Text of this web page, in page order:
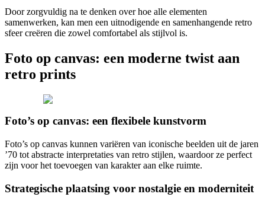
Door zorgvuldig na te denken over hoe alle elementen
samenwerken, kan men een uitnodigende en samenhangende retro
sfeer creëren die zowel comfortabel als stijlvol is.
Foto op canvas: een moderne twist aan
retro prints
Foto’s op canvas: een flexibele kunstvorm
Foto’s op canvas kunnen variëren van iconische beelden uit de jaren
’70 tot abstracte interpretaties van retro stijlen, waardoor ze perfect
zijn voor het toevoegen van karakter aan elke ruimte.
Strategische plaatsing voor nostalgie en moderniteit